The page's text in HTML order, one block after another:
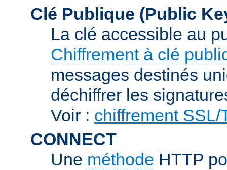
Clé Publique (Public
La clé accessible au
Chiffrement à clé
messages destinés
déchiffrer les
Voir : chiffrement SSL/
CONNECT
Une méthode HTTP